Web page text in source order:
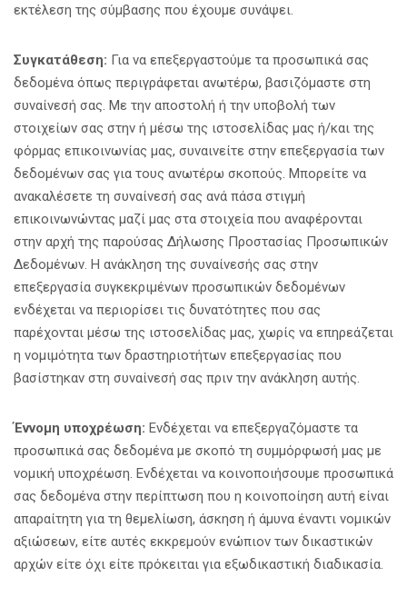
εκτέλεση της σύμβασης που έχουμε συνάψει.
Συγκατάθεση: Για να επεξεργαστούμε τα προσωπικά σας
δεδομένα όπως περιγράφεται ανωτέρω, βασιζόμαστε στη
συναίνεσή σας. Με την αποστολή ή την υποβολή των
στοιχείων σας στην ή μέσω της ιστοσελίδας μας ή/και της
φόρμας επικοινωνίας μας, συναινείτε στην επεξεργασία των
δεδομένων σας για τους ανωτέρω σκοπούς. Μπορείτε να
ανακαλέσετε τη συναίνεσή σας ανά πάσα στιγμή
επικοινωνώντας μαζί μας στα στοιχεία που αναφέρονται
στην αρχή της παρούσας Δήλωσης Προστασίας Προσωπικών
Δεδομένων. Η ανάκληση της συναίνεσής σας στην
επεξεργασία συγκεκριμένων προσωπικών δεδομένων
ενδέχεται να περιορίσει τις δυνατότητες που σας
παρέχονται μέσω της ιστοσελίδας μας, χωρίς να επηρεάζεται
η νομιμότητα των δραστηριοτήτων επεξεργασίας που
βασίστηκαν στη συναίνεσή σας πριν την ανάκληση αυτής.
Έννομη υποχρέωση: Ενδέχεται να επεξεργαζόμαστε τα
προσωπικά σας δεδομένα με σκοπό τη συμμόρφωσή μας με
νομική υποχρέωση. Ενδέχεται να κοινοποιήσουμε προσωπικά
σας δεδομένα στην περίπτωση που η κοινοποίηση αυτή είναι
απαραίτητη για τη θεμελίωση, άσκηση ή άμυνα έναντι νομικών
αξιώσεων, είτε αυτές εκκρεμούν ενώπιον των δικαστικών
αρχών είτε όχι είτε πρόκειται για εξωδικαστική διαδικασία.